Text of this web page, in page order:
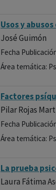
Usos y
José Guimón
Fecha
Área temática:
Factores
Pilar Rojas
Fecha
Área temática:
La prueba
Laura Fátima